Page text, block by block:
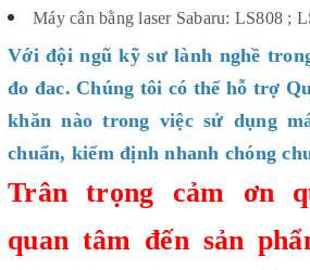
Máy cân bằng laser Sabaru: LS808 ;
Với đội ngũ kỹ sư lành nghề
đo đac. Chúng tôi có thể hỗ trợ
khăn nào trong việc sử dụng
chuẩn, kiểm định nhanh chóng
Trân trọng cảm ơn
quan tâm đến sản